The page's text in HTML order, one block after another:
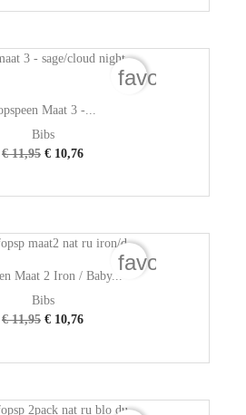
Maat 3 -...
Bibs
€ 11,95 € 10,76
Maat 2 Iron / Baby...
Bibs
€ 11,95 € 10,76